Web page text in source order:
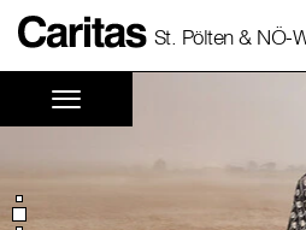
St. Pölten & NÖ-